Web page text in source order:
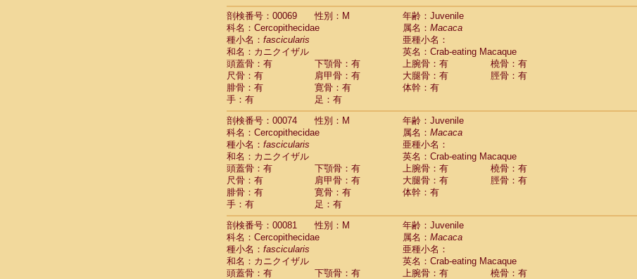
HylobatidaeHoolock hoolock(0)
HylobatidaeHylobates agilis
HylobatidaeHylobates klossii (0)
Hylobatidae
HylobatidaeHylobates moloch(0)
Hylobatidae Hylobates muelleri(0)
HylobatidaeHylobates pileatus(2)
Hylobatidae Hylobates
HylobatidaeHylobateshybrid(0)
HylobatidaeNomascus concolor(0)
HylobatidaeSymphalangus syndactylus(0)
Hominidae (0)
Hominidae
Hominidae Gorilla gorilla beringei(0)
Hominidae Gorilla gorilla gorilla(0)
Primates misc.(0)
Scandentia Dendrogale melanura
Scandentia Ptilocercus lowii
ScandentiaTupaia glis
Scandentia
Scandentia
剖検番号：00069
性別：M
年齢：Juvenile
科名：Cercopithecidae
属名： Macaca
種小名： fascicularis
亜種小名：
和名：カニクイザル
英名：Crab-eating Macaque
頭蓋骨：有
下顎骨：有 上腕骨：有
橈骨：有
尺骨：有
肩甲骨：有 大腿骨：有
脛骨：有
腓骨：有
寛骨：有
体幹：有
手：有
足：有
剖検番号：00074
性別：M
年齢：Juvenile
科名：Cercopithecidae
属名： Macaca
種小名： fascicularis
亜種小名：
和名：カニクイザル
英名：Crab-eating Macaque
頭蓋骨：有
下顎骨：有 上腕骨：有
橈骨：有
尺骨：有
肩甲骨：有 大腿骨：有
脛骨：有
腓骨：有
寛骨：有
体幹：有
手：有
足：有
剖検番号：00081
性別：M
年齢：Juvenile
科名：Cercopithecidae
属名： Macaca
種小名： fascicularis
亜種小名：
和名：カニクイザル
英名：Crab-eating Macaque
頭蓋骨：有
下顎骨：有 上腕骨：有
橈骨：有